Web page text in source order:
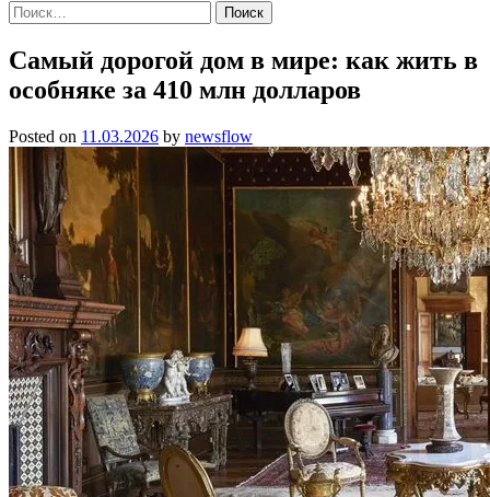
Найти:
Самый дорогой дом в мире: как жить в
особняке за 410 млн долларов
Posted on 11.03.2026 by newsflow